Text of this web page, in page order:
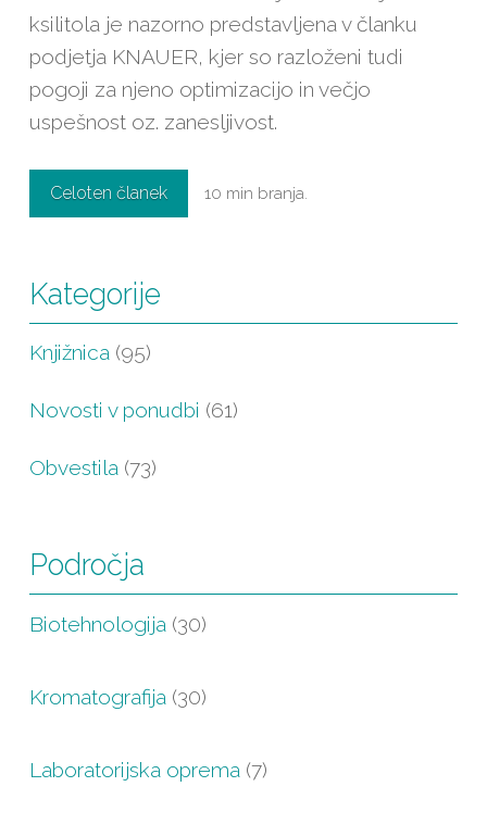
ksilitola je nazorno predstavljena v članku
podjetja KNAUER, kjer so razloženi tudi
pogoji za njeno optimizacijo in večjo
uspešnost oz. zanesljivost.
Celoten članek 10 min branja.
Kategorije
Knjižnica (95)
Novosti v ponudbi (61)
Obvestila (73)
Področja
Biotehnologija (30)
Kromatografija (30)
Laboratorijska oprema (7)